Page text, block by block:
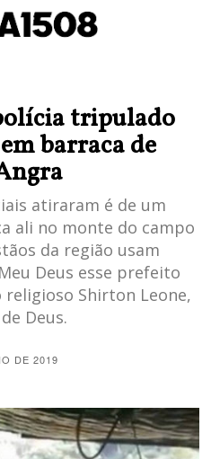
tripulado
barraca de
atiraram é de um
ali no monte do campo
da região usam
Deus esse prefeito
religioso Shirton Leone,
Deus.
DE 2019